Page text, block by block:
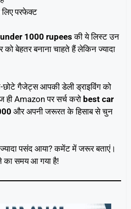
लिए परफेक्ट
1000 rupees की ये लिस्ट उन
को बेहतर बनाना चाहते हैं लेकिन ज्यादा
छोटे गैजेट्स आपकी डेली ड्राइविंग को
Amazon पर सर्च करो best car
और अपनी जरूरत के हिसाब से चुन
पसंद आया? कमेंट में जरूर बताएं।
का समय आ गया है!